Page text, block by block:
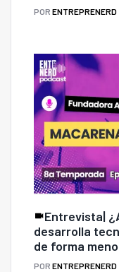
POR ENTREPRENERD
Entrevista|
desarrolla
de forma
POR ENTREPRENERD